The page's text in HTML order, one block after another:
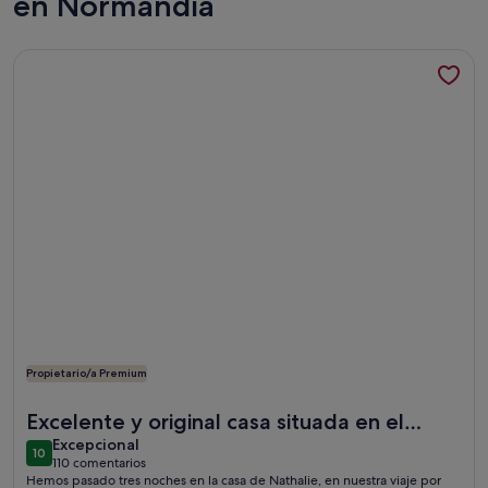
Propietario/a Premium
Excelente y original casa situada en el
centro de Bayeux.
1010 de 10
Excepcional
excepcional
110 comentarios
(110 comentarios)
Hemos pasado tres noches en la casa de Nathalie, en nuestra viaje por